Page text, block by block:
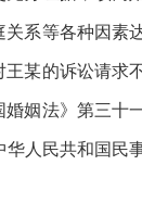
关系等各种因素
王某的诉讼请求
婚姻法》第三十
华人民共和国民